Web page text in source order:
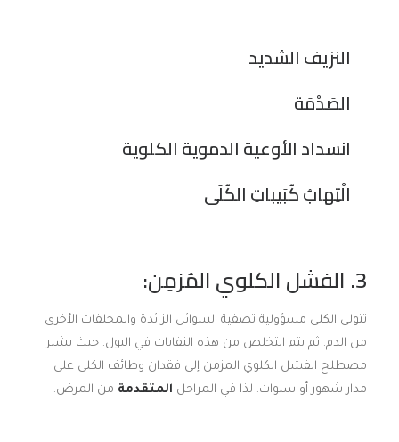
النزيف الشديد
الصَدْمَة
انسداد الأوعية الدموية الكلوية
الْتِهابُ كُبَيباتِ الكُلَى
3. الفشل الكلوي المُزمِن:
تتولى الكلى مسؤولية تصفية السوائل الزائدة والمخلفات الأخرى
من الدم. ثم يتم التخلص من هذه النفايات في البول. حيث يشير
مصطلح الفشل الكلوي المزمن إلى فقدان وظائف الكلى على
مدار شهور أو سنوات. لذا في المراحل المتقدمة من المرض.